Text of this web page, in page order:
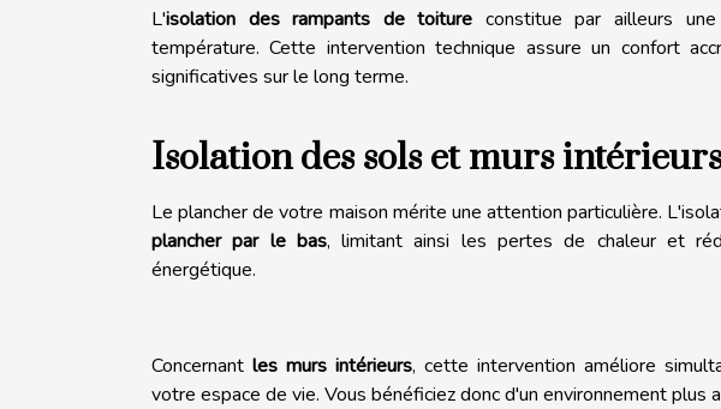
L'isolation des rampants de toiture constitue par ailleurs
température. Cette intervention technique assure un confort
significatives sur le long terme.
Isolation des sols et murs intérieurs
Le plancher de votre maison mérite une attention particulière.
plancher par le bas, limitant ainsi les pertes de chaleur et
énergétique.
Concernant les murs intérieurs, cette intervention améliore
votre espace de vie. Vous bénéficiez donc d'un environnement plus